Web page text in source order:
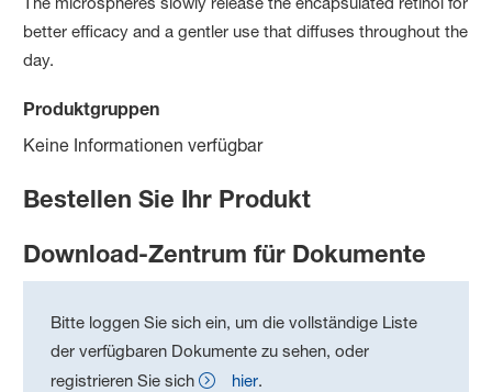
better efficacy and a gentler use that diffuses throughout the
day.
Produktgruppen
Keine Informationen verfügbar
Bestellen Sie Ihr Produkt
Download-Zentrum für Dokumente
Bitte loggen Sie sich ein, um die vollständige Liste
der verfügbaren Dokumente zu sehen, oder
registrieren Sie sich
hier.